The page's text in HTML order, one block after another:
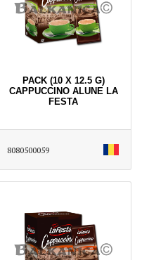
PACK (10 X 12.5 G)
CAPPUCCINO ALUNE LA
FESTA
8080500059